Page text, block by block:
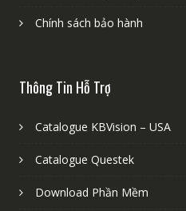
Chính sách bảo hành
Thông Tin Hỗ Trợ
Catalogue KBVision – USA
Catalogue Questek
Download Phần Mềm